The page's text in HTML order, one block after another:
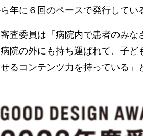
年に６回のペースで発行してい
査委員は「病院内で患者のみ
院の外にも持ち運ばれて、子
るコンテンツ力を持っている」